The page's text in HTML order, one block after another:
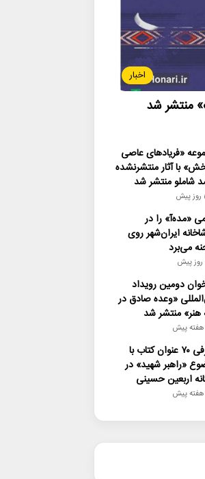
اخبار
منتشر شد
«فریادهای عاصی
با آثار منتشرنشده
شاملو منتشر شد
«مده‌آ» را در
ایران‌شهر روی
می‌برد
دومین رویداد
«وعده صادق در
هنر» منتشر شد
معرفی ۷۰ عنوان کتاب با
«راهبر شهید» در
اربعین حسینی